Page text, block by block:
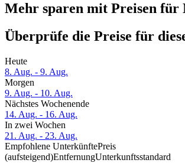
Mehr sparen mit Preisen
Überprüfe die Preise für
Heute
8. Aug. - 9. Aug.
Morgen
9. Aug. - 10. Aug.
Nächstes Wochenende
14. Aug. - 16. Aug.
In zwei Wochen
21. Aug. - 23. Aug.
Empfohlene UnterkünftePreis
(aufsteigend)EntfernungUnterkunftsstandard